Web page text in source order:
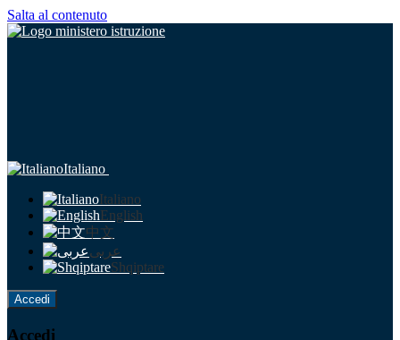
Salta al contenuto
Italiano
Italiano
English
中文
عربى
Shqiptare
Accedi
Accedi